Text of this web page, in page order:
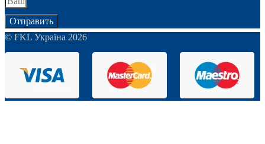
Отправить
© FKL Україна 2026